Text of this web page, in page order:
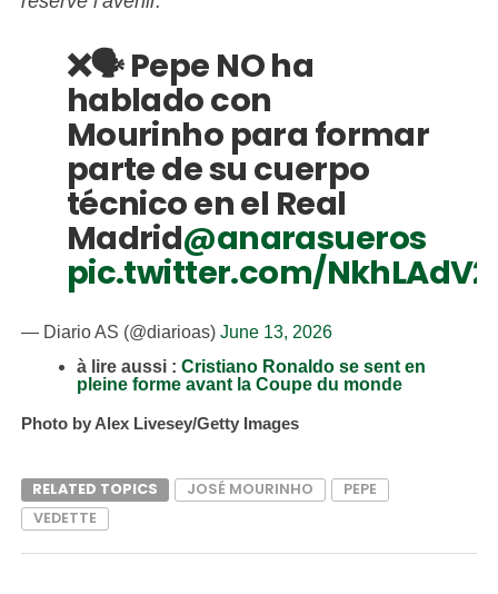
❌🗣️ Pepe NO ha
hablado con
Mourinho para formar
parte de su cuerpo
técnico en el Real
Madrid@anarasueros
pic.twitter.com/
— Diario AS (@diarioas) June 13, 2026
à lire aussi : Cristiano Ronaldo se sent en
pleine forme avant la Coupe du monde
Photo by Alex Livesey/Getty Images
RELATED TOPICS JOSÉ MOURINHO
PEPE
VEDETTE